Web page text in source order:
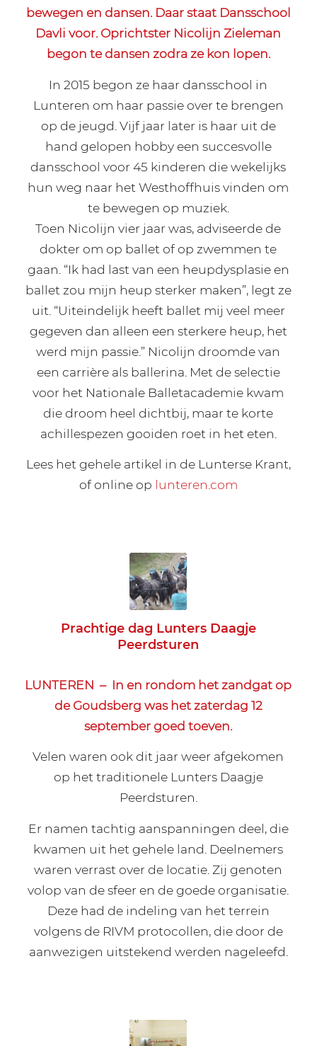
bewegen en dansen. Daar staat Dansschool
Davli voor. Oprichtster Nicolijn Zieleman
begon te dansen zodra ze kon lopen.
In 2015 begon ze haar dansschool in
Lunteren om haar passie over te brengen
op de jeugd. Vijf jaar later is haar uit de
hand gelopen hobby een succesvolle
dansschool voor 45 kinderen die wekelijks
hun weg naar het Westhoffhuis vinden om
te bewegen op muziek.
Toen Nicolijn vier jaar was, adviseerde de
dokter om op ballet of op zwemmen te
gaan. “Ik had last van een heupdysplasie en
ballet zou mijn heup sterker maken”, legt ze
uit. “Uiteindelijk heeft ballet mij veel meer
gegeven dan alleen een sterkere heup, het
werd mijn passie.” Nicolijn droomde van
een carrière als ballerina. Met de selectie
voor het Nationale Balletacademie kwam
die droom heel dichtbij, maar te korte
achillespezen gooiden roet in het eten.
Lees het gehele artikel in de Lunterse Krant,
of online op lunteren.com
Prachtige dag Lunters Daagje
Peerdsturen
LUNTEREN – In en rondom het zandgat op
de Goudsberg was het zaterdag 12
september goed toeven.
Velen waren ook dit jaar weer afgekomen
op het traditionele Lunters Daagje
Peerdsturen.
Er namen tachtig aanspanningen deel, die
kwamen uit het gehele land. Deelnemers
waren verrast over de locatie. Zij genoten
volop van de sfeer en de goede organisatie.
Deze had de indeling van het terrein
volgens de RIVM protocollen, die door de
aanwezigen uitstekend werden nageleefd.